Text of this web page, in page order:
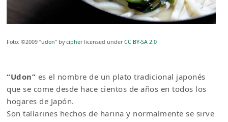
Foto: ©2009 “udon” bycipherlicensed underCC BY-SA 2.0
“Udon” es el nombre de un plato tradicional japonés
que se come desde hace cientos de años en todos los
hogares de Japón.
Son tallarines hechos de harina y normalmente se sirve